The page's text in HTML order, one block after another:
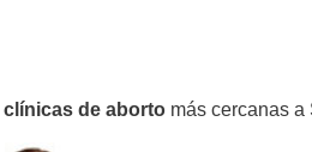
clínicas de aborto más cercanas a